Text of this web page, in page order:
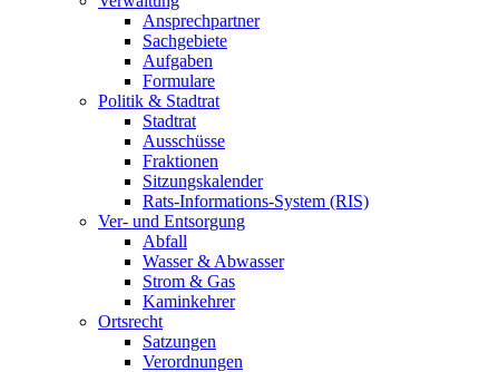
Ansprechpartner
Sachgebiete
Aufgaben
Formulare
Politik & Stadtrat
Stadtrat
Ausschüsse
Fraktionen
Sitzungskalender
Rats-Informations-System (RIS)
Ver- und Entsorgung
Abfall
Wasser & Abwasser
Strom & Gas
Kaminkehrer
Ortsrecht
Satzungen
Verordnungen